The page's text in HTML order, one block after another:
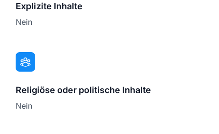
Explizite Inhalte
Nein
Religiöse oder politische Inhalte
Nein